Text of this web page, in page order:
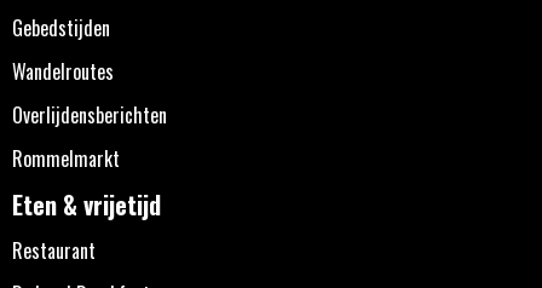
Gebedstijden
Wandelroutes
Overlijdensberichten
Rommelmarkt
Eten & vrijetijd
Restaurant